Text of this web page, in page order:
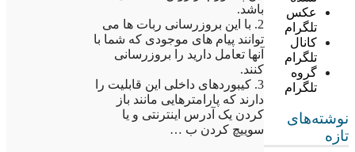
عکس
تلگرام
کانال
تلگرام
گروه
تلگرام
نوشته‌های
تازه
باشد.
2. با این بروزرسانی ربات ها می
توانند پیام های موجودی که شما با
آنها تعامل دارید را بروزرسانی
کنند.
3. کیبوردهای داخلی این قابلیت را
دارند که پارامترهایی مانند باز
کردن یک آدرس اینترنتی و یا
سوییچ کردن ب …